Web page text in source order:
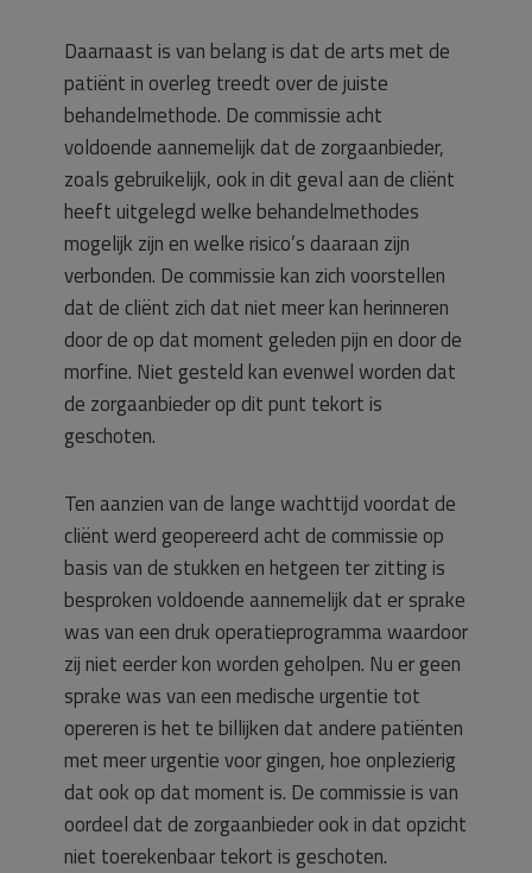
Daarnaast is van belang is dat de arts met de
patiënt in overleg treedt over de juiste
behandelmethode. De commissie acht
voldoende aannemelijk dat de zorgaanbieder,
zoals gebruikelijk, ook in dit geval aan de cliënt
heeft uitgelegd welke behandelmethodes
mogelijk zijn en welke risico’s daaraan zijn
verbonden. De commissie kan zich voorstellen
dat de cliënt zich dat niet meer kan herinneren
door de op dat moment geleden pijn en door de
morfine. Niet gesteld kan evenwel worden dat
de zorgaanbieder op dit punt tekort is
geschoten.
Ten aanzien van de lange wachttijd voordat de
cliënt werd geopereerd acht de commissie op
basis van de stukken en hetgeen ter zitting is
besproken voldoende aannemelijk dat er sprake
was van een druk operatieprogramma waardoor
zij niet eerder kon worden geholpen. Nu er geen
sprake was van een medische urgentie tot
opereren is het te billijken dat andere patiënten
met meer urgentie voor gingen, hoe onplezierig
dat ook op dat moment is. De commissie is van
oordeel dat de zorgaanbieder ook in dat opzicht
niet toerekenbaar tekort is geschoten.